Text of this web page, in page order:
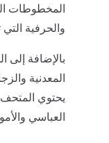
المخطوطات
والحرفية
بالإضافة إلى
المعدنية
يحتوي المتحف
العباسي